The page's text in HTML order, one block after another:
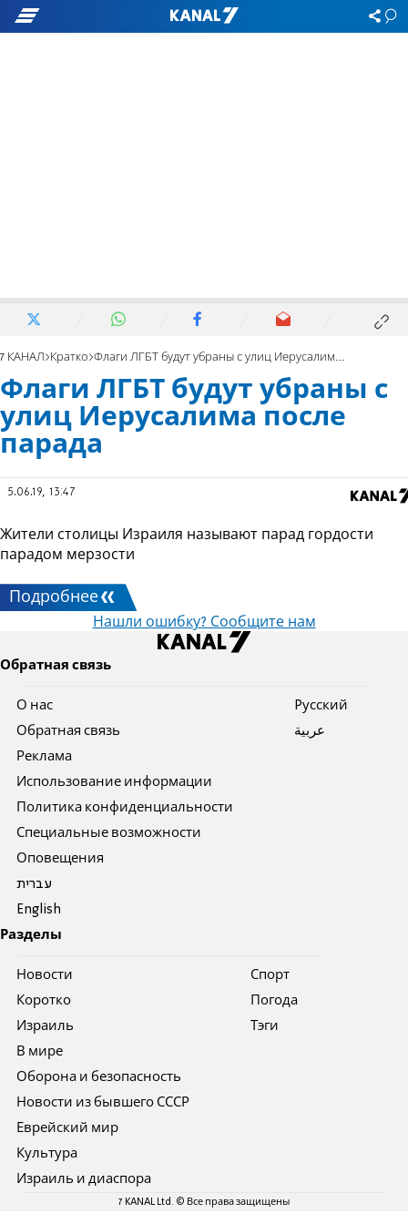
7 КАНАЛ Кратко Флаги ЛГБТ будут убраны с улиц Иерусалима после парада
Флаги ЛГБТ будут убраны с
улиц Иерусалима после
парада
5.06.19, 13:47
Жители столицы Израиля называют парад гордости
парадом мерзости
Подробнее
Нашли ошибку? Сообщите нам
Обратная связь
О нас
Обратная связь
Реклама
Использование информации
Политика конфиденциальности
Специальные возможности
Оповещения
עברית
English
Pусский
عربية
Разделы
Новости
Коротко
Израиль
В мире
Оборона и безопасность
Новости из бывшего СССР
Еврейский мир
Культура
Израиль и диаспора
Спорт
Погода
Тэги
7 KANAL Ltd. © Все права защищены